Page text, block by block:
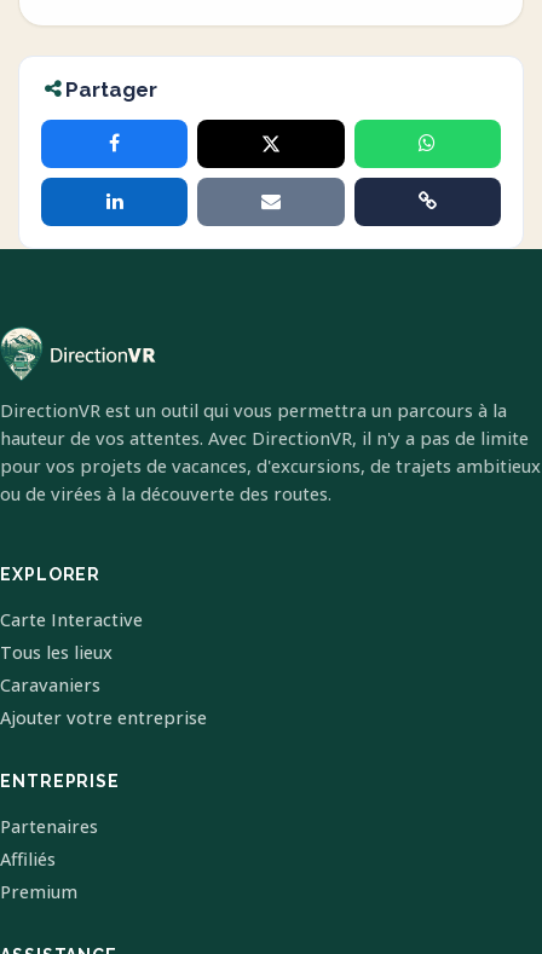
Partager
DirectionVR est un outil qui vous permettra un parcours à la
hauteur de vos attentes. Avec DirectionVR, il n'y a pas de limite
pour vos projets de vacances, d'excursions, de trajets ambitieux
ou de virées à la découverte des routes.
EXPLORER
Carte Interactive
Tous les lieux
Caravaniers
Ajouter votre entreprise
ENTREPRISE
Partenaires
Affiliés
Premium